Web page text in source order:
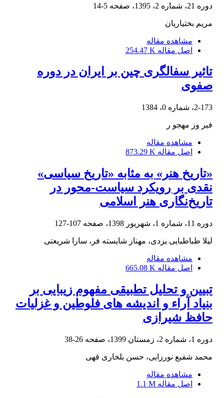
دوره 21، شماره 2، 1395، صفحه 5-14
مریم بختیاریان
مشاهده مقاله
اصل مقاله 254.47 K
تاثیر سفالگری چین بر ایران در دوره
صفوی
2-173، شماره 0، 1384
فیر وز مهجو ر
مشاهده مقاله
اصل مقاله 873.29 K
«تاریخ هنر» به مثابه «تاریخ سیاسی»
نقدی بر رویکرد سیاست-محور در
تاریخ‌نگاری هنر اسلامی
دوره 11، شماره 1، شهریور 1398، صفحه 107-127
لیلا طباطبایی یزدی، مهناز شایسته فر، سارا شریعتی
مشاهده مقاله
اصل مقاله 665.08 K
تبیین و تحلیل تطبیقی مفهوم زیبایی بر
بنیاد آراء و اندیشه های فلوطین و غزلیات
حافظ شیرازی
دوره 1، شماره 2، زمستان 1399، صفحه 26-38
محمد شفیع نورزایی، حسن بلخاری قهی
مشاهده مقاله
اصل مقاله 1.1 M